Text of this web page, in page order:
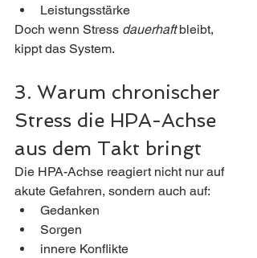
Leistungsstärke
Doch wenn Stress dauerhaft bleibt,
kippt das System.
3. Warum chronischer
Stress die HPA-Achse
aus dem Takt bringt
Die HPA-Achse reagiert nicht nur auf
akute Gefahren, sondern auch auf:
Gedanken
Sorgen
innere Konflikte